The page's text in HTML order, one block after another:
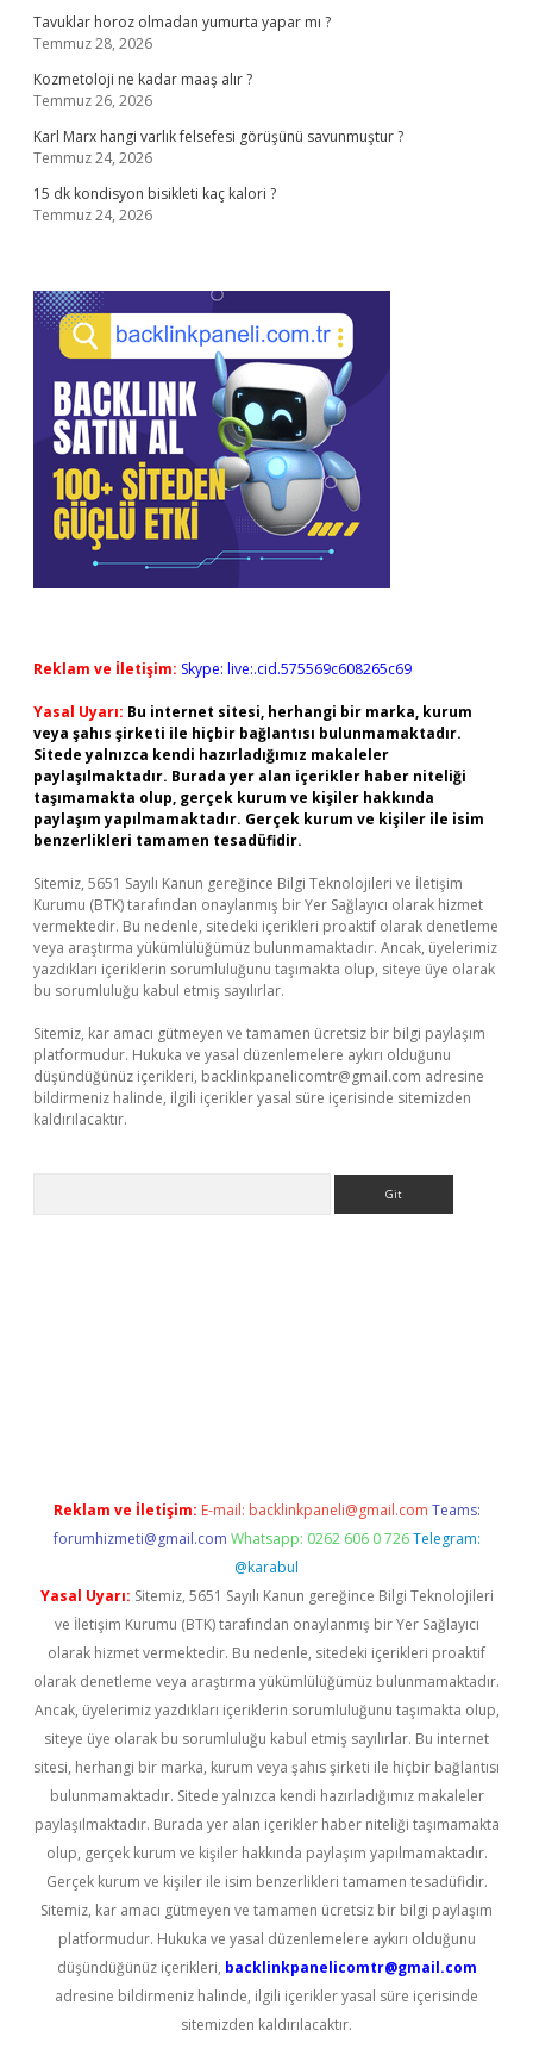
Tavuklar horoz olmadan yumurta yapar mı ?
Temmuz 28, 2026
Kozmetoloji ne kadar maaş alır ?
Temmuz 26, 2026
Karl Marx hangi varlık felsefesi görüşünü savunmuştur ?
Temmuz 24, 2026
15 dk kondisyon bisikleti kaç kalori ?
Temmuz 24, 2026
Reklam ve İletişim: Skype: live:.cid.575569c608265c69
Yasal Uyarı: Bu internet sitesi, herhangi bir marka, kurum
veya şahıs şirketi ile hiçbir bağlantısı bulunmamaktadır.
Sitede yalnızca kendi hazırladığımız makaleler
paylaşılmaktadır. Burada yer alan içerikler haber niteliği
taşımamakta olup, gerçek kurum ve kişiler hakkında
paylaşım yapılmamaktadır. Gerçek kurum ve kişiler ile isim
benzerlikleri tamamen tesadüfidir.
Sitemiz, 5651 Sayılı Kanun gereğince Bilgi Teknolojileri ve İletişim
Kurumu (BTK) tarafından onaylanmış bir Yer Sağlayıcı olarak hizmet
vermektedir. Bu nedenle, sitedeki içerikleri proaktif olarak denetleme
veya araştırma yükümlülüğümüz bulunmamaktadır. Ancak, üyelerimiz
yazdıkları içeriklerin sorumluluğunu taşımakta olup, siteye üye olarak
bu sorumluluğu kabul etmiş sayılırlar.
Sitemiz, kar amacı gütmeyen ve tamamen ücretsiz bir bilgi paylaşım
platformudur. Hukuka ve yasal düzenlemelere aykırı olduğunu
düşündüğünüz içerikleri, backlinkpanelicomtr@gmail.com adresine
bildirmeniz halinde, ilgili içerikler yasal süre içerisinde sitemizden
kaldırılacaktır.
Reklam ve İletişim: E-mail: backlinkpaneli@gmail.com Teams:
forumhizmeti@gmail.com Whatsapp: 0262 606 0 726 Telegram:
@karabul
Yasal Uyarı: Sitemiz, 5651 Sayılı Kanun gereğince Bilgi Teknolojileri
ve İletişim Kurumu (BTK) tarafından onaylanmış bir Yer Sağlayıcı
olarak hizmet vermektedir. Bu nedenle, sitedeki içerikleri proaktif
olarak denetleme veya araştırma yükümlülüğümüz bulunmamaktadır.
Ancak, üyelerimiz yazdıkları içeriklerin sorumluluğunu taşımakta olup,
siteye üye olarak bu sorumluluğu kabul etmiş sayılırlar. Bu internet
sitesi, herhangi bir marka, kurum veya şahıs şirketi ile hiçbir bağlantısı
bulunmamaktadır. Sitede yalnızca kendi hazırladığımız makaleler
paylaşılmaktadır. Burada yer alan içerikler haber niteliği taşımamakta
olup, gerçek kurum ve kişiler hakkında paylaşım yapılmamaktadır.
Gerçek kurum ve kişiler ile isim benzerlikleri tamamen tesadüfidir.
Sitemiz, kar amacı gütmeyen ve tamamen ücretsiz bir bilgi paylaşım
platformudur. Hukuka ve yasal düzenlemelere aykırı olduğunu
düşündüğünüz içerikleri, backlinkpanelicomtr@gmail.com
adresine bildirmeniz halinde, ilgili içerikler yasal süre içerisinde
sitemizden kaldırılacaktır.